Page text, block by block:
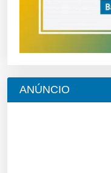
ANÚNCIO